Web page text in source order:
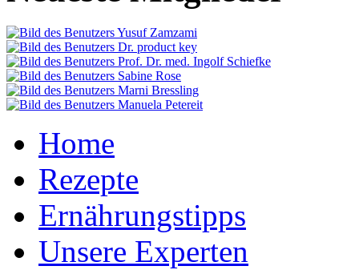
Home
Rezepte
Ernährungstipps
Unsere Experten